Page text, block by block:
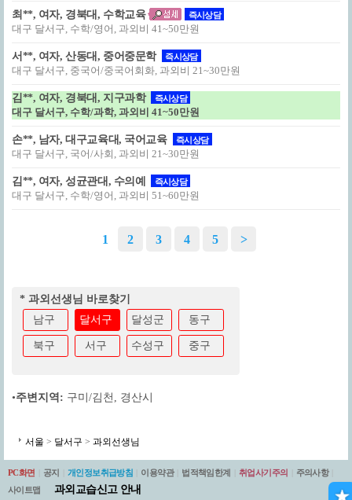
최**, 여자, 경북대, 수학교육 즉시상담
대구 달서구, 수학/영어, 과외비 41~50만원
서**, 여자, 산동대, 중어중문학 즉시상담
대구 달서구, 중국어/중국어회화, 과외비 21~30만원
김**, 여자, 경북대, 지구과학 즉시상담
대구 달서구, 수학/과학, 과외비 41~50만원
손**, 남자, 대구교육대, 국어교육 즉시상담
대구 달서구, 국어/사회, 과외비 21~30만원
김**, 여자, 성균관대, 수의예 즉시상담
대구 달서구, 수학/영어, 과외비 51~60만원
1 2 3 4 5 >
* 과외선생님 바로찾기
남구
달서구 달성군 동구
북구 서구 수성구 중구
•주변지역: 구미/김천 , 경산시
서울 > 달서구 > 과외선생님
PC화면 공지 개인정보취급방침 이용약관 법적책임한계 취업사기주의 주의사항
사이트맵
과외교습신고 안내